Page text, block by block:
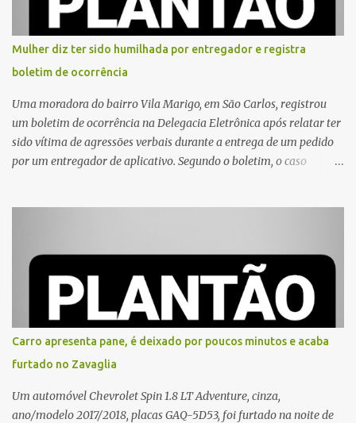
Mulher diz ter sido humilhada por entregador e registra
boletim de ocorrência
Uma moradora do bairro Vila Marigo, em São Carlos, registrou
um boletim de ocorrência na Delegacia Eletrônica após relatar ter
sido vítima de agressões verbais durante a entrega de um pedido
por um entregador de aplicativo. Segundo o boletim, o caso
proximidades. Ainda conforme o registro policial, a vítima relatou
que, ao receber a entrega, voltou a ser ofendida com palavras de
baixo calão e insultos. Ela informou à Polícia Civil que mora
sozinha e que se sentiu ameaçada, coagida e humilhada com a
situação. Fonte: São Carlos Agora
Carro apresenta pane, é deixado por poucos minutos e acaba
furtado no Zavaglia
Um automóvel Chevrolet Spin 1.8 LT Adventure, cinza,
ano/modelo 2017/2018, placas GAQ-5D53, foi furtado na noite de